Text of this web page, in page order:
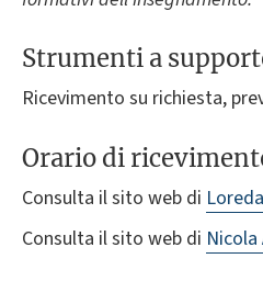
Strumenti a
Ricevimento su richiesta,
Orario di
Consulta il sito web di
Consulta il sito web di Nicola